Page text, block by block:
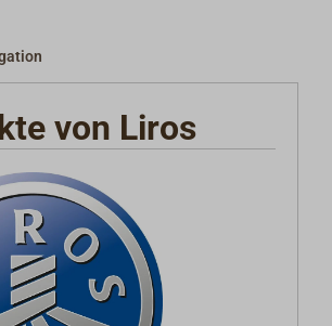
von Liros